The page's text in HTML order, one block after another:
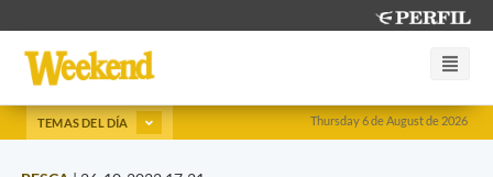
Thursday 6 de August de 2026
TEMAS DEL DÍA